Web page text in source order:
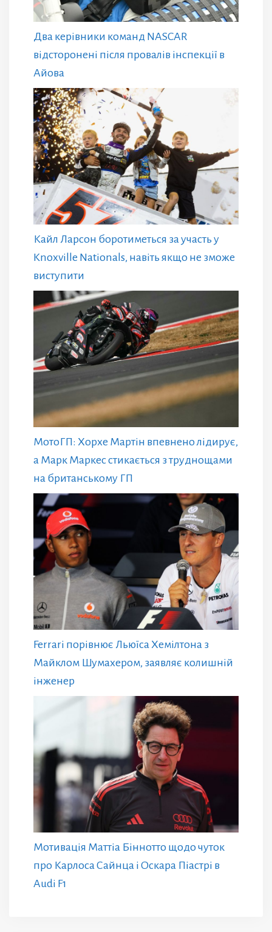
Два керівники команд NASCAR
відсторонені після провалів інспекції в
Айова
Кайл Ларсон боротиметься за участь у
Knoxville Nationals, навіть якщо не зможе
виступити
МотоГП: Хорхе Мартін впевнено лідирує,
а Марк Маркес стикається з труднощами
на британському ГП
Ferrari порівнює Льюїса Хемілтона з
Майклом Шумахером, заявляє колишній
інженер
Мотивація Маттіа Біннотто щодо чуток
про Карлоса Сайнца і Оскара Піастрі в
Audi F1